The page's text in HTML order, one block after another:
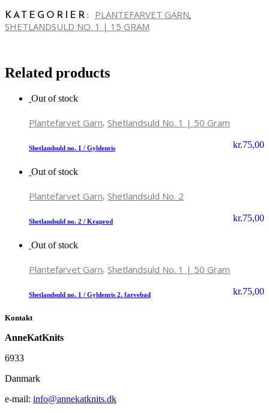
KATEGORIER: PLANTEFARVET GARN,
SHETLANDSULD NO. 1 | 15 GRAM
Related products
Out of stock
Plantefarvet Garn, Shetlandsuld No. 1 | 50 Gram
Shetlandsuld no. 1 / Gyldenris kr.75,00
Out of stock
Plantefarvet Garn, Shetlandsuld No. 2
Shetlandsuld no. 2 / Kraprod kr.75,00
Out of stock
Plantefarvet Garn, Shetlandsuld No. 1 | 50 Gram
Shetlandsuld no. 1 / Gyldenris 2. farvebad kr.75,00
Kontakt
AnneKatKnits
6933
Danmark
e-mail: info@annekatknits.dk